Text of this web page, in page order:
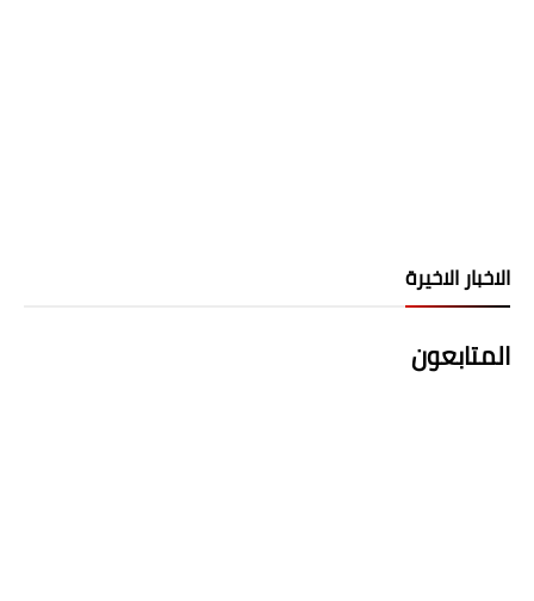
الاخبار الاخيرة
المتابعون